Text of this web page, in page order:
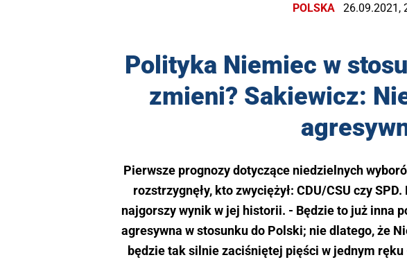
POLSKA 26.09.2021,
Polityka Niemiec w
zmieni? Sakiewicz:
Pierwsze prognozy dotyczące niedzielnych
rozstrzygnęły, kto zwyciężył: CDU/CSU czy
najgorszy wynik w jej historii. - Będzie to już inna
agresywna w stosunku do Polski; nie dlatego, że
będzie tak silnie zaciśniętej pięści w jednym ręku